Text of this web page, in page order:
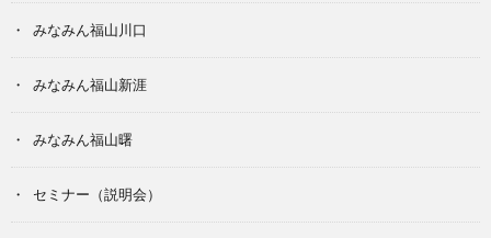
みなみん福山川口
みなみん福山新涯
みなみん福山曙
セミナー（説明会）